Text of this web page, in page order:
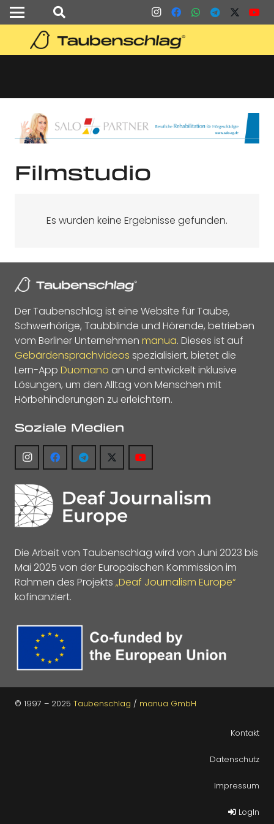
Filmstudio
Es wurden keine Ergebnisse gefunden.
Der Taubenschlag ist eine Website für Taube,
Schwerhörige, Taubblinde und Hörende, betrieben
vom Berliner Unternehmen manua. Dieses ist auf
Gebärdensprachvideos spezialisiert, bietet die
Lern-App Duomano an und entwickelt inklusive
Lösungen, um den Alltag von Menschen mit
Hörbehinderungen zu erleichtern.
Soziale Medien
Die Arbeit von Taubenschlag wird von Juni 2023 bis
Mai 2025 von der Europäischen Kommission im
Rahmen des Projekts „Deaf Journalism Europe“
kofinanziert.
© 1997 – 2025 Taubenschlag / manua GmbH
Kontakt
Datenschutz
Impressum
LogIn